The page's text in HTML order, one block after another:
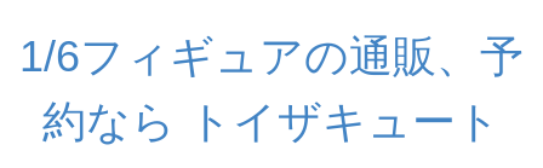
1/6フィギュアの通販、予
約なら トイザキュート